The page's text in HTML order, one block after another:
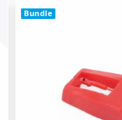
Bundle